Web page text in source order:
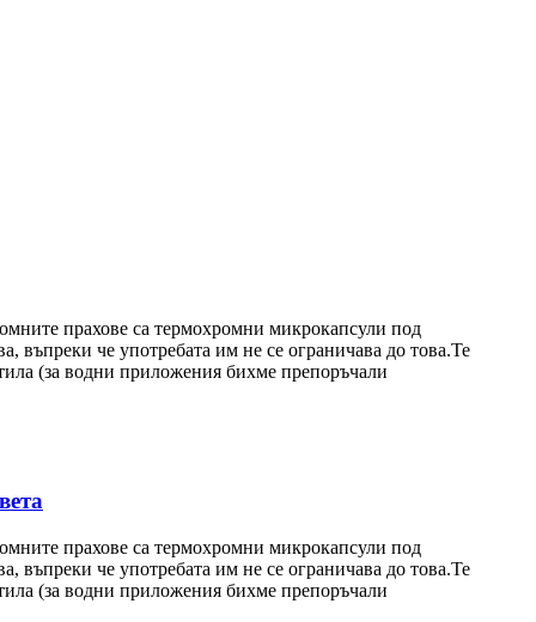
прахове са термохромни микрокапсули под
въпреки че употребата им не се ограничава до това.Те
(за водни приложения бихме препоръчали
прахове са термохромни микрокапсули под
въпреки че употребата им не се ограничава до това.Те
(за водни приложения бихме препоръчали